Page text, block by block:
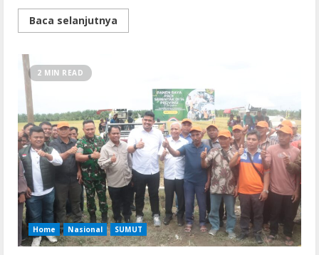
Baca selanjutnya
more
Dukung
Program
Presiden
RI
Adalah
“Menyesatkan”
2 MIN READ
Home Nasional SUMUT